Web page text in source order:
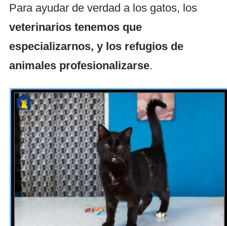
Para ayudar de verdad a los gatos, los
veterinarios tenemos que
especializarnos, y los refugios de
animales profesionalizarse.